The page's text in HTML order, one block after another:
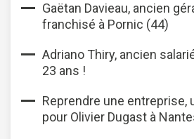
Gaëtan Davieau, ancien
franchisé à Pornic (44)
Adriano Thiry, ancien
23 ans !
Reprendre une entreprise,
pour Olivier Dugast à